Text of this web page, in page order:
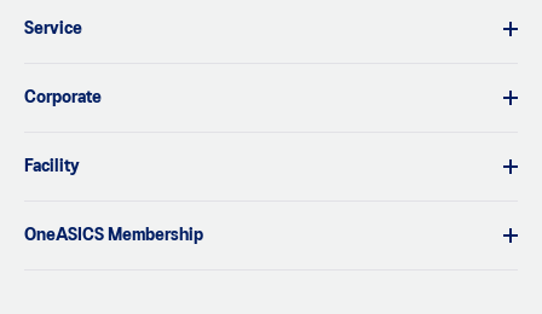
Service
Corporate
Facility
OneASICS Membership